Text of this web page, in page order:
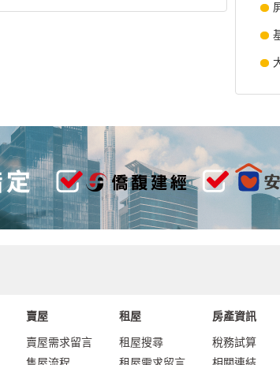
賣屋
賣屋需求留言
租屋
租屋搜尋
房產資訊
稅務試算